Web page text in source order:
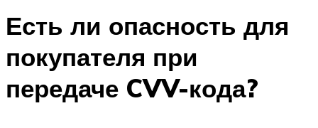
Есть ли опасность для
покупателя при
передаче CVV-кода?